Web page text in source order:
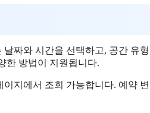
짜와 시간을 선택하고, 공간 유
한 방법이 지원됩니다.
지에서 조회 가능합니다. 예약